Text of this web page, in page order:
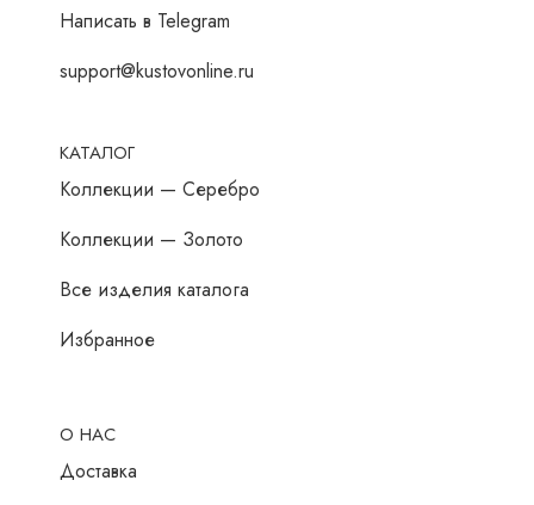
Написать в Telegram
support@kustovonline.ru
КАТАЛОГ
Коллекции — Серебро
Коллекции — Золото
Все изделия каталога
Избранное
О НАС
Доставка